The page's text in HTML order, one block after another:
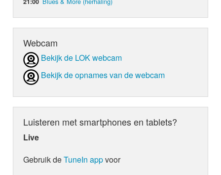
Webcam
Bekijk de LOK webcam
Bekijk de opnames van de webcam
Luisteren met smartphones en tablets?
Live
Gebruik deTuneIn appvoor